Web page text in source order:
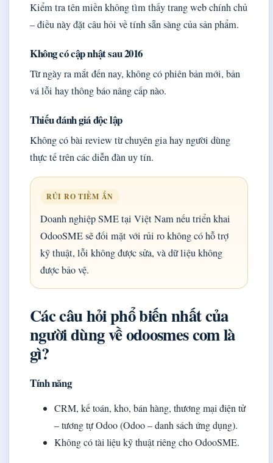
Kiểm tra tên miền không tìm thấy trang web chính chủ
– điều này đặt câu hỏi về tính sẵn sàng của sản phẩm.
Không có cập nhật sau 2016
Từ ngày ra mắt đến nay, không có phiên bản mới, bản
vá lỗi hay thông báo nâng cấp nào.
Thiếu đánh giá độc lập
Không có bài review từ chuyên gia hay người dùng
thực tế trên các diễn đàn uy tín.
RỦI RO TIỀM ẨN
Doanh nghiệp SME tại Việt Nam nếu triển khai
OdooSME sẽ đối mặt với rủi ro không có hỗ trợ
kỹ thuật, lỗi không được sửa, và dữ liệu không
được bảo vệ.
Các câu hỏi phổ biến nhất của
người dùng về odoosmes com là
gì?
Tính năng
CRM, kế toán, kho, bán hàng, thương mại điện tử
– tương tự Odoo (Odoo – danh sách ứng dụng).
Không có tài liệu kỹ thuật riêng cho OdooSME.